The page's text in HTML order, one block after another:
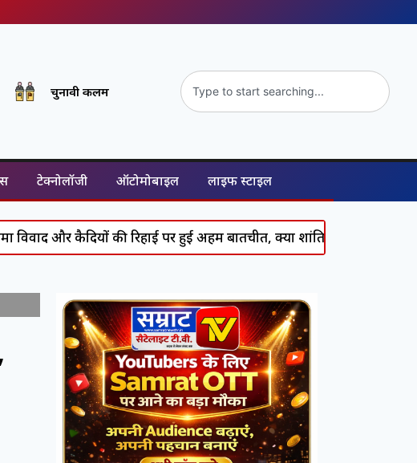
चुनावी कलम
टेक्नोलॉजी ऑटोमोबाइल लाइफ स्टाइल
की रिहाई पर हुई अहम बातचीत, क्या शांति की उम्मीद जगी?